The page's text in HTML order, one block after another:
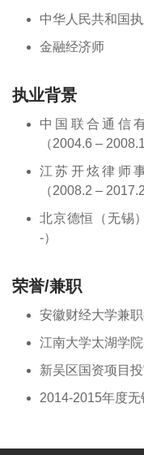
中华人民共和国
金融经济师
执业背景
中国联合通信
（2004.6 – 2008.1
江苏开炫律师
（2008.2 – 2017.2
北京德恒（无锡
-）
荣誉/兼职
安徽财经大学兼
江南大学太湖学
新吴区国资项目
2014-2015年度